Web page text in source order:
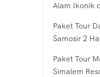
Alam Ikonik
Paket Tour
Samosir 2
Paket Tour
Simalem